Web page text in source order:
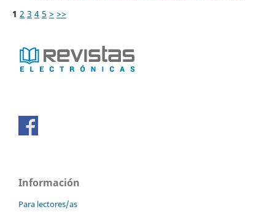
1 2 3 4 5 > >>
Información
Para lectores/as